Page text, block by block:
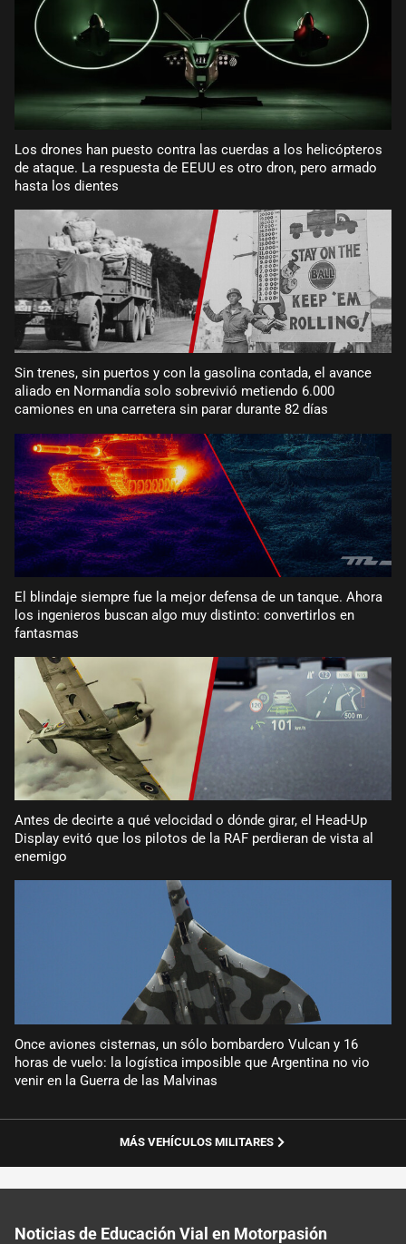
Los drones han puesto contra las cuerdas a los helicópteros
de ataque. La respuesta de EEUU es otro dron, pero armado
hasta los dientes
Sin trenes, sin puertos y con la gasolina contada, el avance
aliado en Normandía solo sobrevivió metiendo 6.000
camiones en una carretera sin parar durante 82 días
El blindaje siempre fue la mejor defensa de un tanque. Ahora
los ingenieros buscan algo muy distinto: convertirlos en
fantasmas
Antes de decirte a qué velocidad o dónde girar, el Head-Up
Display evitó que los pilotos de la RAF perdieran de vista al
enemigo
Once aviones cisternas, un sólo bombardero Vulcan y 16
horas de vuelo: la logística imposible que Argentina no vio
venir en la Guerra de las Malvinas
MÁS VEHÍCULOS MILITARES
Noticias de Educación Vial en Motorpasión